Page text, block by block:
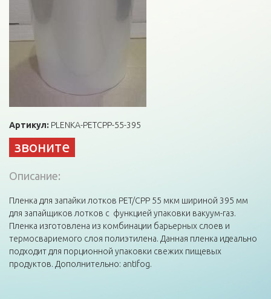
Артикул: PLENKA-PETCPP-55-395
звоните
Описание:
Пленка для запайки лотков PET/CPP 55 мкм шириной 395 мм
для запайщиков лотков c функцией упаковки вакуум-газ.
Пленка изготовлена из комбинации барьерных слоев и
термосвариемого слоя полиэтилена. Данная пленка идеально
подходит для порционной упаковки свежих пищевых
продуктов. Дополнительно: antifog.